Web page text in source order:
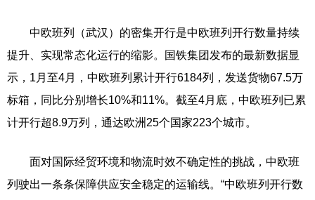
中欧班列（武汉）的密集开行是中欧班列开行数量持续
提升、实现常态化运行的缩影。国铁集团发布的最新数据显
示，1月至4月，中欧班列累计开行6184列，发送货物67.5万
标箱，同比分别增长10%和11%。截至4月底，中欧班列已累
计开行超8.9万列，通达欧洲25个国家223个城市。
面对国际经贸环境和物流时效不确定性的挑战，中欧班
列驶出一条条保障供应安全稳定的运输线。“中欧班列开行数